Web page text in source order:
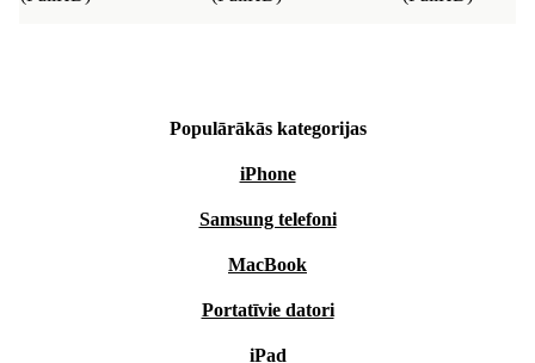
Populārākās kategorijas
iPhone
Samsung telefoni
MacBook
Portatīvie datori
iPad